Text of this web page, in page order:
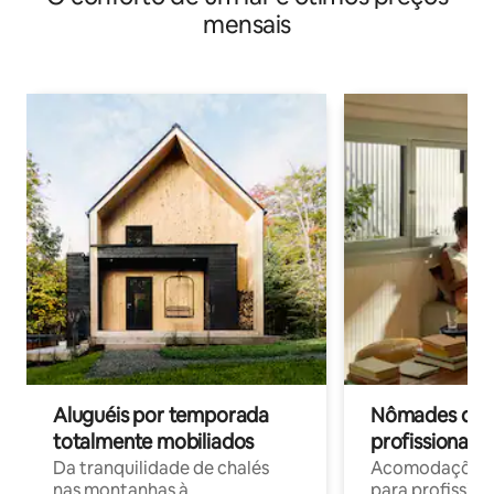
mensais
Aluguéis por temporada
totalmente mobiliados
Da tranquilidade de chalés
Nômades
profissionais